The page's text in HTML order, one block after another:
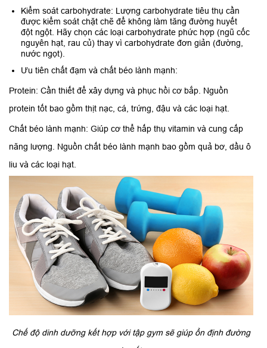
Kiểm soát carbohydrate: Lượng carbohydrate tiêu thụ cần
được kiểm soát chặt chẽ để không làm tăng đường huyết
đột ngột. Hãy chọn các loại carbohydrate phức hợp (ngũ cốc
nguyên hạt, rau củ) thay vì carbohydrate đơn giản (đường,
nước ngọt).
Ưu tiên chất đạm và chất béo lành mạnh:
Protein: Cần thiết để xây dựng và phục hồi cơ bắp. Nguồn
protein tốt bao gồm thịt nạc, cá, trứng, đậu và các loại hạt.
Chất béo lành mạnh: Giúp cơ thể hấp thụ vitamin và cung cấp
năng lượng. Nguồn chất béo lành mạnh bao gồm quả bơ, dầu ô
liu và các loại hạt.
Chế độ dinh dưỡng kết hợp với tập gym sẽ giúp ổn định đường